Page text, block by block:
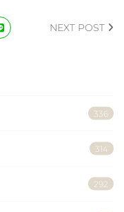
NEXT POST
336
314
292